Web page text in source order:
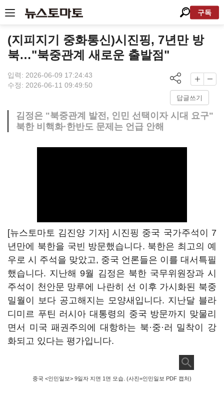
구독
(지피지기 중화통신)시진핑, 7년만 방
북…"북중관계 새로운 출발점"
입력: 2026-06-09 17:24:43
수정: 2026-06-11 09:49:50
답글쓰기
김정은 "북중관계 발전, 인민 선택이자 시대 요구"
북한 비핵화·한반도 문제는 언급 안해
[뉴스토마토 김진양 기자] 시진핑 중국 국가주석이 7
년만에 북한을 국빈 방문했습니다. 북한은 최고의 예
우로 시 주석을 맞았고, 중국 언론들은 이를 대서특필
했습니다. 지난해 9월 김정은 북한 국무위원장과 시
주석이 천안문 망루에 나란히 선 이후 가시화된 북중
밀월이 보다 공고해지는 모양새입니다. 지난달 블라
디미르 푸틴 러시아 대통령의 중국 방문까지 맞물리
면서 미국 패권주의에 대항하는 북·중·러 밀착이 강
화되고 있다는 평가입니다.
중국 <인민일보> 9일자 지면 1면 모습. (사진=인민일보 PDF 캡처)